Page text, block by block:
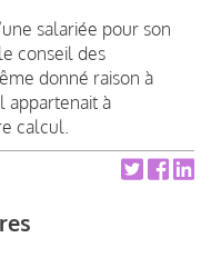
salariée pour son
conseil des
donné raison à
appartenait à
calcul.